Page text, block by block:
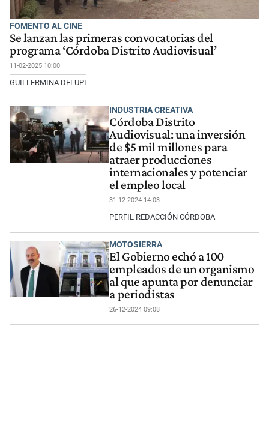
FOMENTO AL CINE
Se lanzan las primeras convocatorias del
programa ‘Córdoba Distrito Audiovisual’
11-02-2025 10:00
GUILLERMINA DELUPI
INDUSTRIA CREATIVA
Córdoba Distrito
Audiovisual: una inversión
de $5 mil millones para
atraer producciones
internacionales y potenciar
el empleo local
31-12-2024 14:03
PERFIL REDACCIÓN CÓRDOBA
MOTOSIERRA
El Gobierno echó a 100
empleados de un organismo
al que apunta por denunciar
a periodistas
26-12-2024 09:08